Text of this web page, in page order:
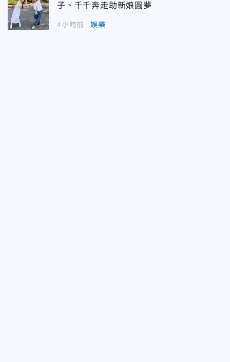
子、千千奔走助新娘圓夢
4小時前 娛樂